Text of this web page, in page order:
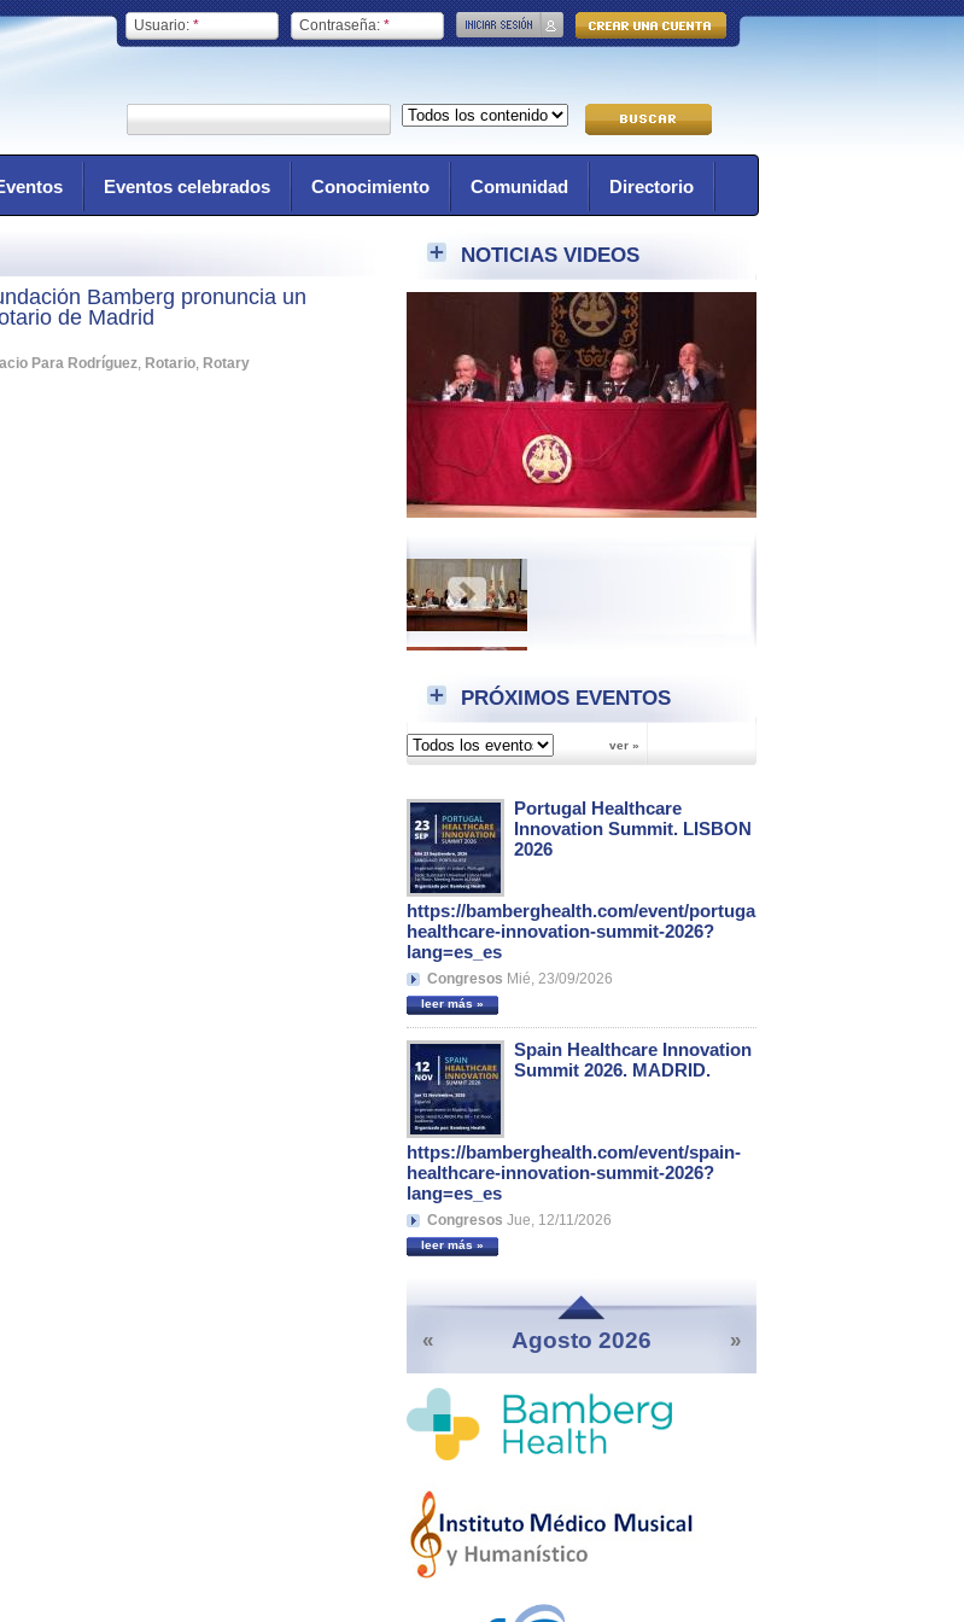
Usuario: * Contraseña: *
Eventos celebrados Conocimiento Comunidad Directorio
NOTICIAS VIDEOS
PRÓXIMOS EVENTOS
Portugal Healthcare
Innovation Summit. LISBON
2026
https://bamberghealth.com/event/portugal-
healthcare-innovation-summit-2026?
lang=es_es
Congresos Mié, 23/09/2026
leer más »
Spain Healthcare Innovation
Summit 2026. MADRID.
https://bamberghealth.com/event/spain-
healthcare-innovation-summit-2026?
lang=es_es
Congresos Jue, 12/11/2026
leer más »
« Agosto 2026 »
Bamberg pronuncia un
de Madrid
Para Rodríguez, Rotario, Rotary